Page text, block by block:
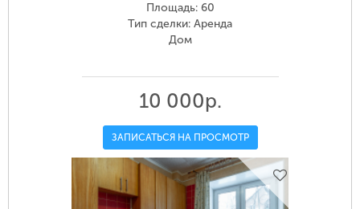
Площадь: 60
Тип сделки: Аренда
Дом
10 000р.
ЗАПИСАТЬСЯ НА ПРОСМОТР